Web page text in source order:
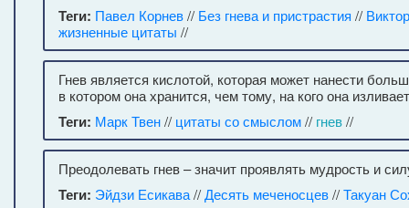
Теги: Павел Корнев// Без гнева и пристрастия //
жизненные цитаты //
Гнев является кислотой, которая может нанести
в котором она хранится, чем тому, на кого она
Теги: Марк Твен// цитаты со смыслом// гнев//
Преодолевать гнев – значит проявлять мудрость и
Теги: Эйдзи Есикава//Десять меченосцев//Такуан